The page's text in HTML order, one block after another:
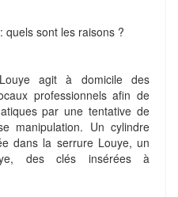
quels sont les raisons ?
agit à domicile des
professionnels afin de
par une tentative de
manipulation. Un cylindre
dans la serrure Louye, un
des clés insérées à